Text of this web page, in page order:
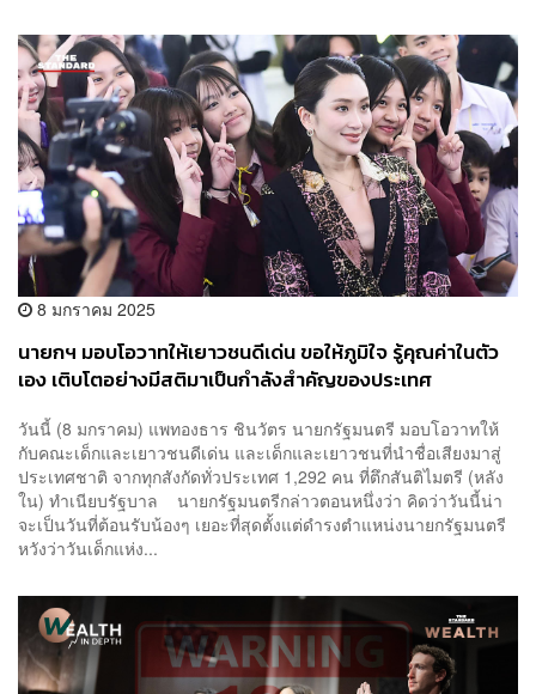
8 มกราคม 2025
นายกฯ มอบโอวาทให้เยาวชนดีเด่น ขอให้ภูมิใจ รู้คุณค่าในตัว
เอง เติบโตอย่างมีสติมาเป็นกำลังสำคัญของประเทศ
วันนี้ (8 มกราคม) แพทองธาร ชินวัตร นายกรัฐมนตรี มอบโอวาทให้
กับคณะเด็กและเยาวชนดีเด่น และเด็กและเยาวชนที่นำชื่อเสียงมาสู่
ประเทศชาติ จากทุกสังกัดทั่วประเทศ 1,292 คน ที่ตึกสันติไมตรี (หลัง
ใน) ทำเนียบรัฐบาล นายกรัฐมนตรีกล่าวตอนหนึ่งว่า คิดว่าวันนี้น่า
จะเป็นวันที่ต้อนรับน้องๆ เยอะที่สุดตั้งแต่ดำรงตำแหน่งนายกรัฐมนตรี
หวังว่าวันเด็กแห่ง...